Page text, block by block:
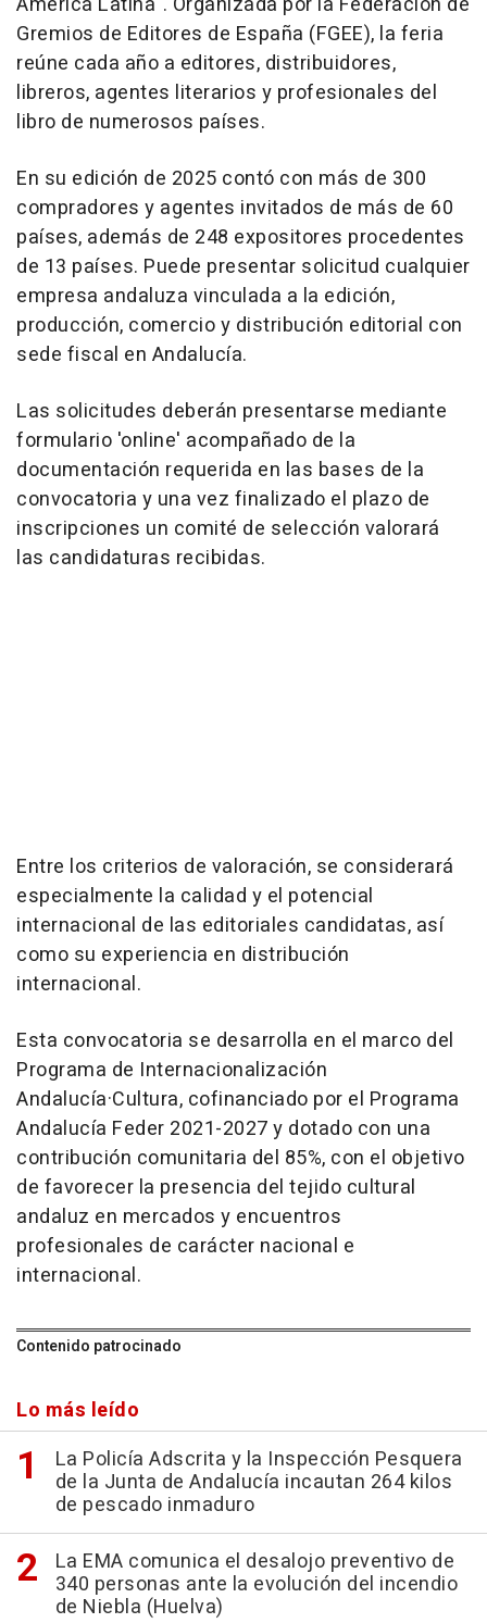
Gremios de Editores de España (FGEE), la feria
reúne cada año a editores, distribuidores,
libreros, agentes literarios y profesionales del
libro de numerosos países.
En su edición de 2025 contó con más de 300
compradores y agentes invitados de más de 60
países, además de 248 expositores procedentes
de 13 países. Puede presentar solicitud cualquier
empresa andaluza vinculada a la edición,
producción, comercio y distribución editorial con
sede fiscal en Andalucía.
Las solicitudes deberán presentarse mediante
formulario 'online' acompañado de la
documentación requerida en las bases de la
convocatoria y una vez finalizado el plazo de
inscripciones un comité de selección valorará
las candidaturas recibidas.
Entre los criterios de valoración, se considerará
especialmente la calidad y el potencial
internacional de las editoriales candidatas, así
como su experiencia en distribución
internacional.
Esta convocatoria se desarrolla en el marco del
Programa de Internacionalización
Andalucía·Cultura, cofinanciado por el Programa
Andalucía Feder 2021-2027 y dotado con una
contribución comunitaria del 85%, con el objetivo
de favorecer la presencia del tejido cultural
andaluz en mercados y encuentros
profesionales de carácter nacional e
internacional.
Contenido patrocinado
Lo más leído
La Policía Adscrita y la Inspección Pesquera
de la Junta de Andalucía incautan 264 kilos
de pescado inmaduro
La EMA comunica el desalojo preventivo de
340 personas ante la evolución del incendio
de Niebla (Huelva)